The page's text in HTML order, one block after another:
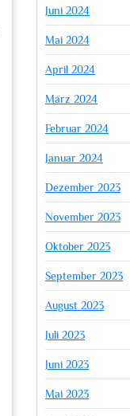
Juni 2024
Mai 2024
April 2024
März 2024
Februar 2024
Januar 2024
Dezember 2023
November 2023
Oktober 2023
September 2023
August 2023
Juli 2023
Juni 2023
Mai 2023